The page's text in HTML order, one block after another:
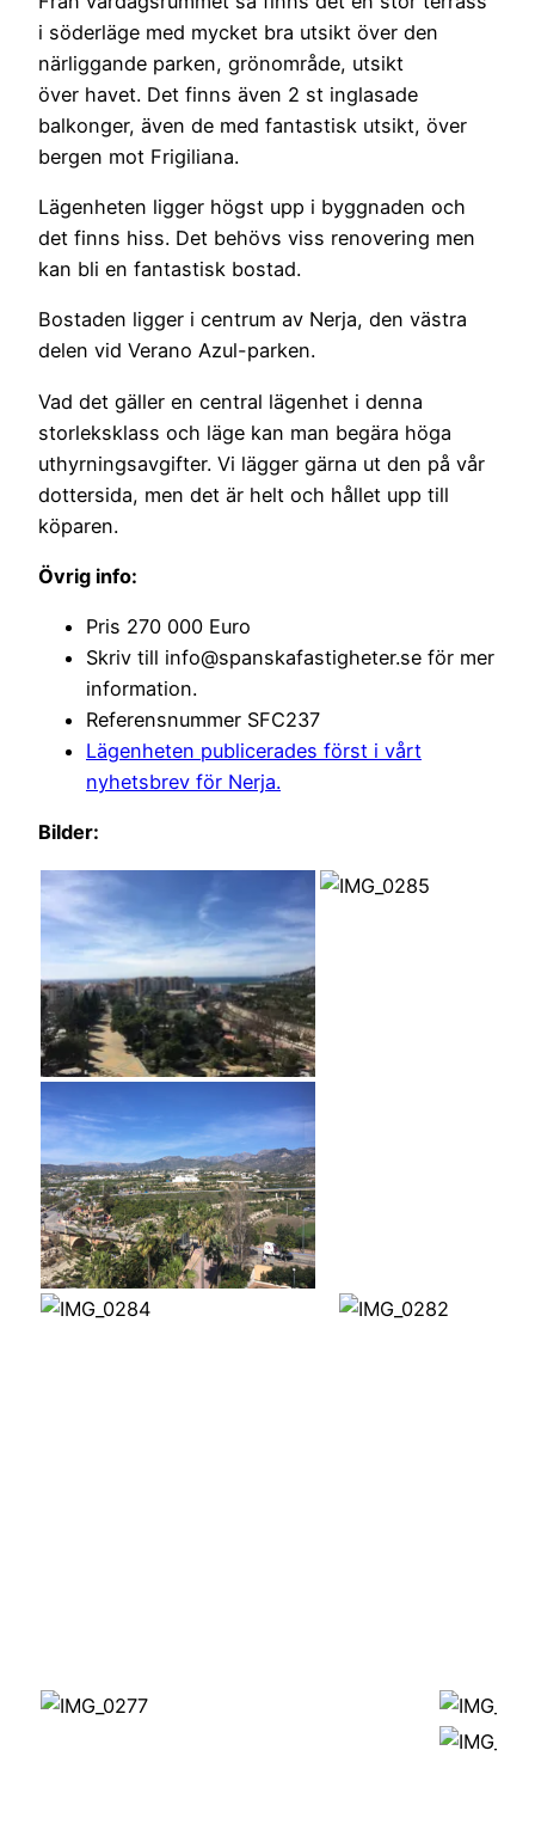
i söderläge med mycket bra utsikt över den
närliggande parken, grönområde, utsikt
över havet. Det finns även 2 st inglasade
balkonger, även de med fantastisk utsikt, över
bergen mot Frigiliana.
Lägenheten ligger högst upp i byggnaden och
det finns hiss. Det behövs viss renovering men
kan bli en fantastisk bostad.
Bostaden ligger i centrum av Nerja, den västra
delen vid Verano Azul-parken.
Vad det gäller en central lägenhet i denna
storleksklass och läge kan man begära höga
uthyrningsavgifter. Vi lägger gärna ut den på vår
dottersida, men det är helt och hållet upp till
köparen.
Övrig info:
Pris 270 000 Euro
Skriv till info@spanskafastigheter.se för mer
information.
Referensnummer SFC237
Lägenheten publicerades först i vårt
nyhetsbrev för Nerja.
Bilder: